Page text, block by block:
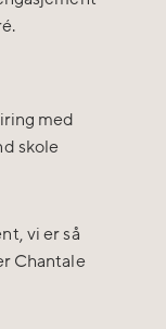
med
skole
vi er så
Chantale